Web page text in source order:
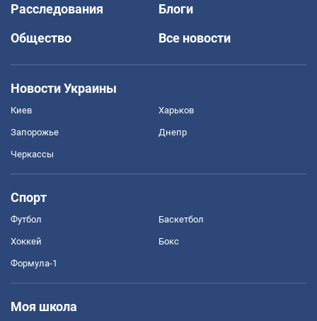
Расследования
Блоги
Общество
Все новости
Новости Украины
Киев Харьков
Запорожье Днепр
Черкассы
Спорт
Футбол Баскетбол
Хоккей Бокс
Формула-1
Моя школа